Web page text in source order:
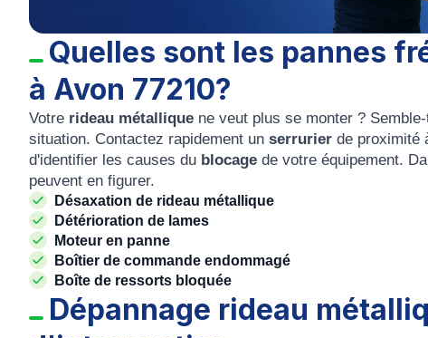
Quelles sont les pannes
à Avon 77210?
Votre rideau métallique ne veut plus se monter ?
situation. Contactez rapidement un serrurier de proximité
d'identifier les causes du blocage de votre équipement.
peuvent en figurer.
Désaxation de rideau métallique
Détérioration de lames
Moteur en panne
Boîtier de commande endommagé
Boîte de ressorts bloquée
Dépannage rideau